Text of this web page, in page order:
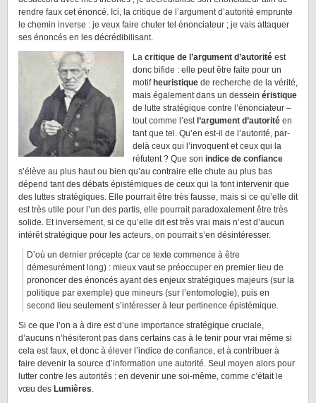
rendre faux cet énoncé. Ici, la critique de l’argument d’autorité emprunte
le chemin inverse : je veux faire chuter tel énonciateur ; je vais attaquer
ses énoncés en les décrédibilisant.
La critique de l’argument d’autorité est
donc bifide : elle peut être faite pour un
motif heuristique de recherche de la vérité,
mais également dans un dessein éristique
de lutte stratégique contre l’énonciateur –
tout comme l’est l’argument d’autorité en
tant que tel. Qu’en est-il de l’autorité, par-
delà ceux qui l’invoquent et ceux qui la
réfutent ? Que son indice de confiance
s’élève au plus haut ou bien qu’au contraire elle chute au plus bas
dépend tant des débats épistémiques de ceux qui la font intervenir que
des luttes stratégiques. Elle pourrait être très fausse, mais si ce qu’elle dit
est très utile pour l’un des partis, elle pourrait paradoxalement être très
solide. Et inversement, si ce qu’elle dit est très vrai mais n’est d’aucun
intérêt stratégique pour les acteurs, on pourrait s’en désintéresser.
D’où un dernier précepte (car ce texte commence à être
démesurément long) : mieux vaut se préoccuper en premier lieu de
prononcer des énoncés ayant des enjeux stratégiques majeurs (sur la
politique par exemple) que mineurs (sur l’entomologie), puis en
second lieu seulement s’intéresser à leur pertinence épistémique.
Si ce que l’on a à dire est d’une importance stratégique cruciale,
d’aucuns n’hésiteront pas dans certains cas à le tenir pour vrai même si
cela est faux, et donc à élever l’indice de confiance, et à contribuer à
faire devenir la source d’information une autorité. Seul moyen alors pour
lutter contre les autorités : en devenir une soi-même, comme c’était le
vœu des Lumières.